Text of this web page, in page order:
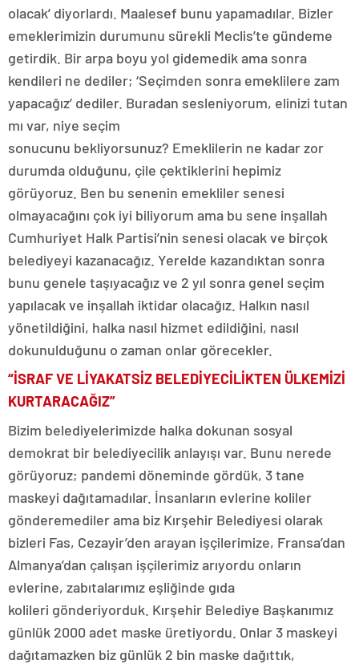
olacak’ diyorlardı. Maalesef bunu yapamadılar. Bizler
emeklerimizin durumunu sürekli Meclis’te gündeme
getirdik. Bir arpa boyu yol gidemedik ama sonra
kendileri ne dediler; ‘Seçimden sonra emeklilere zam
yapacağız’ dediler. Buradan sesleniyorum, elinizi tutan
mı var, niye seçim
sonucunu bekliyorsunuz? Emeklilerin ne kadar zor
durumda olduğunu, çile çektiklerini hepimiz
görüyoruz. Ben bu senenin emekliler senesi
olmayacağını çok iyi biliyorum ama bu sene inşallah
Cumhuriyet Halk Partisi’nin senesi olacak ve birçok
belediyeyi kazanacağız. Yerelde kazandıktan sonra
bunu genele taşıyacağız ve 2 yıl sonra genel seçim
yapılacak ve inşallah iktidar olacağız. Halkın nasıl
yönetildiğini, halka nasıl hizmet edildiğini, nasıl
dokunulduğunu o zaman onlar görecekler.
“İSRAF VE LİYAKATSİZ BELEDİYECİLİKTEN ÜLKEMİZİ
KURTARACAĞIZ”
Bizim belediyelerimizde halka dokunan sosyal
demokrat bir belediyecilik anlayışı var. Bunu nerede
görüyoruz; pandemi döneminde gördük, 3 tane
maskeyi dağıtamadılar. İnsanların evlerine koliler
gönderemediler ama biz Kırşehir Belediyesi olarak
bizleri Fas, Cezayir’den arayan işçilerimize, Fransa’dan
Almanya’dan çalışan işçilerimiz arıyordu onların
evlerine, zabıtalarımız eşliğinde gıda
kolileri gönderiyorduk. Kırşehir Belediye Başkanımız
günlük 2000 adet maske üretiyordu. Onlar 3 maskeyi
dağıtamazken biz günlük 2 bin maske dağıttık,